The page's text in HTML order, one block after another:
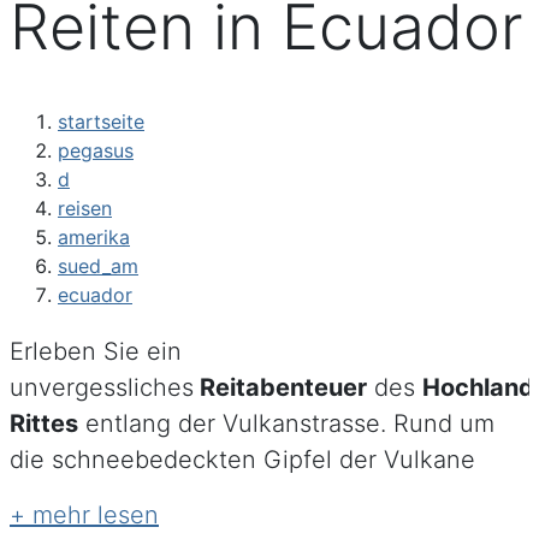
Reiten in Ecuador
startseite
pegasus
d
reisen
amerika
sued_am
ecuador
Erleben Sie ein
unvergessliches Reitabenteuer des
Rittes entlang der Vulkanstrasse. Rund um
die schneebedeckten Gipfel der Vulkane
offene Graslandschaft und hohe